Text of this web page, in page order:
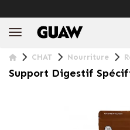
CHAT Nourriture
Support Digestif